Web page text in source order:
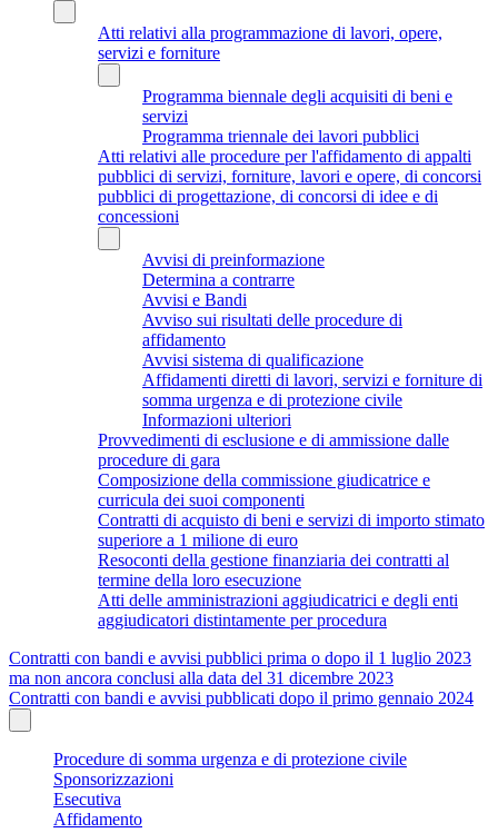
Atti relativi alla programmazione di lavori, opere,
servizi e forniture
Programma biennale degli acquisiti di beni e
servizi
Programma triennale dei lavori pubblici
Atti relativi alle procedure per l'affidamento di appalti
pubblici di servizi, forniture, lavori e opere, di concorsi
pubblici di progettazione, di concorsi di idee e di
concessioni
Avvisi di preinformazione
Determina a contrarre
Avvisi e Bandi
Avviso sui risultati delle procedure di
affidamento
Avvisi sistema di qualificazione
Affidamenti diretti di lavori, servizi e forniture di
somma urgenza e di protezione civile
Informazioni ulteriori
Provvedimenti di esclusione e di ammissione dalle
procedure di gara
Composizione della commissione giudicatrice e
curricula dei suoi componenti
Contratti di acquisto di beni e servizi di importo stimato
superiore a 1 milione di euro
Resoconti della gestione finanziaria dei contratti al
termine della loro esecuzione
Atti delle amministrazioni aggiudicatrici e degli enti
aggiudicatori distintamente per procedura
Contratti con bandi e avvisi pubblici prima o dopo il 1 luglio 2023
ma non ancora conclusi alla data del 31 dicembre 2023
Contratti con bandi e avvisi pubblicati dopo il primo gennaio 2024
Procedure di somma urgenza e di protezione civile
Sponsorizzazioni
Esecutiva
Affidamento